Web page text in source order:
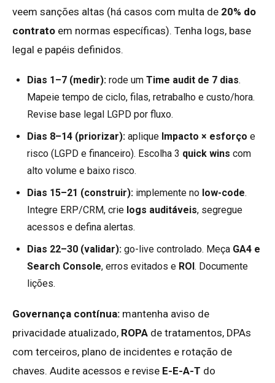
veem sanções altas (há casos com multa de 20% do
contrato em normas específicas). Tenha logs, base
legal e papéis definidos.
Dias 1–7 (medir): rode um Time audit de 7 dias.
Mapeie tempo de ciclo, filas, retrabalho e custo/hora.
Revise base legal LGPD por fluxo.
Dias 8–14 (priorizar): aplique Impacto × esforço e
risco (LGPD e financeiro). Escolha 3 quick wins com
alto volume e baixo risco.
Dias 15–21 (construir): implemente no low-code.
Integre ERP/CRM, crie logs auditáveis, segregue
acessos e defina alertas.
Dias 22–30 (validar): go-live controlado. Meça GA4 e
Search Console, erros evitados e ROI . Documente
lições.
Governança contínua: mantenha aviso de
privacidade atualizado, ROPA de tratamentos, DPAs
com terceiros, plano de incidentes e rotação de
chaves. Audite acessos e revise E-E-A-T do